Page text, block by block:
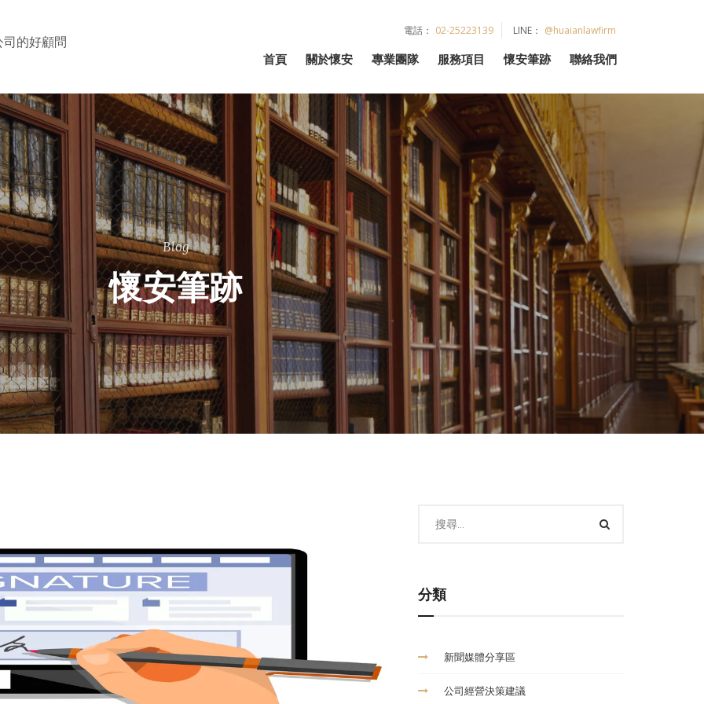
司的好顧問
電話： 02-25223139 LINE： @huaianlawfirm
⾸⾴ 關於懷安 專業團隊 服務項目 懷安筆跡 聯絡我們
Blog
懷安筆跡
分類
新聞媒體分享區
公司經營決策建議